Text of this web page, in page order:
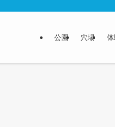
公園 穴場